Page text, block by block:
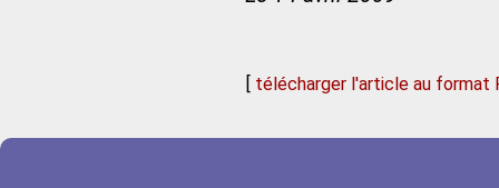
[ télécharger l'article au format